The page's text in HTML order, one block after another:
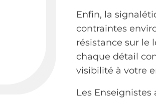
Enfin, la
contraintes
résistance sur le
chaque détail
visibilité à votre
Les